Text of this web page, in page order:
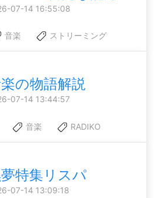
07-14 16:55:08
音楽 ストリーミング
の物語解説
07-14 13:44:57
音楽 RADIKO
特集リスパ
07-14 13:09:18